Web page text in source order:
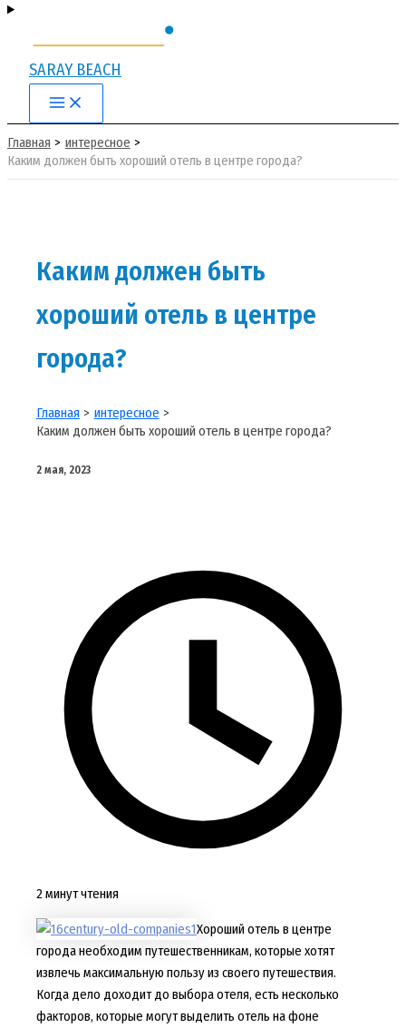
SARAY BEACH
Main
Menu
Главная
интересное
Каким должен быть хороший отель в центре города?
Каким должен быть
хороший отель в центре
города?
Главная
интересное
Каким должен быть хороший отель в центре города?
2 мая, 2023
2 минут чтения
Хороший отель в центре
города необходим путешественникам, которые хотят
извлечь максимальную пользу из своего путешествия.
Когда дело доходит до выбора отеля, есть несколько
факторов, которые могут выделить отель на фоне